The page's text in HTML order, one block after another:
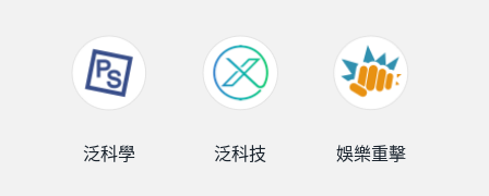
泛科學 泛科技 娛樂重擊